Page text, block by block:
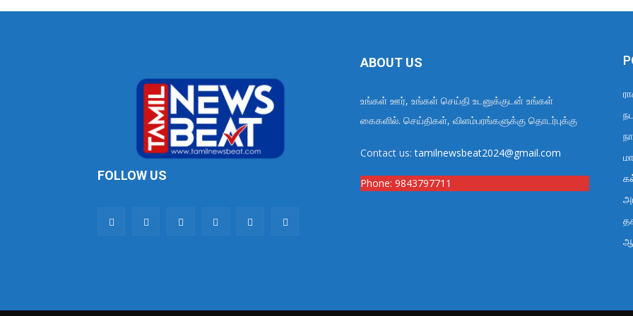
FOLLOW US
ABOUT US
உங்கள் ஊர், உங்கள் செய்தி உடனுக்குடன் உங்கள்
கைகளில். செய்திகள், விளம்பரங்களுக்கு தொடர்புக்கு
Contact us:tamilnewsbeat2024@gmail.com
Phone: 9843797711